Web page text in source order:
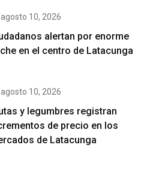
agosto 10, 2026
alertan por enorme
en el centro de Latacunga
agosto 10, 2026
y legumbres registran
de precio en los
de Latacunga